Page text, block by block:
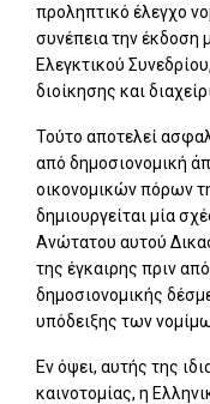
προληπτικό έλεγχο
συνέπεια την έκδοση
Ελεγκτικού
διοίκησης και
Τούτο αποτελεί
από δημοσιονομική
οικονομικών πόρων
δημιουργείται μία
Ανώτατου αυτού
της έγκαιρης πριν
δημοσιονομικής
υπόδειξης των
Εν όψει, αυτής της
καινοτομίας, η